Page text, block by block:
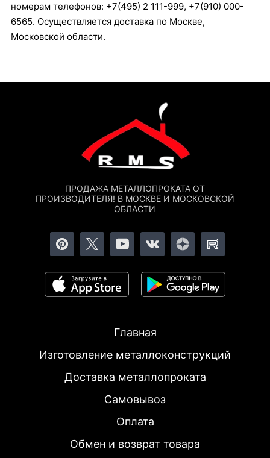
номерам телефонов: +7(495) 2 111-999, +7(910) 000-
6565. Осуществляется доставка по Москве,
Московской области.
ПРОДАЖА МЕТАЛЛОПРОКАТА ОТ
ПРОИЗВОДИТЕЛЯ! В МОСКВЕ И МОСКОВСКОЙ
ОБЛАСТИ
Главная
Изготовление металлоконструкций
Доставка металлопроката
Самовывоз
Оплата
Обмен и возврат товара